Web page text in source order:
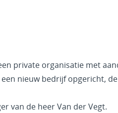
private organisatie met
nieuw bedrijf opgericht, de
van de heer Van der Vegt.